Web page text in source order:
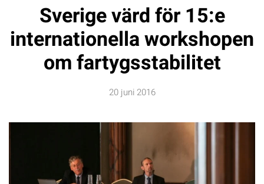
Sverige värd för 15:e
internationella workshopen
om fartygsstabilitet
20 juni 2016